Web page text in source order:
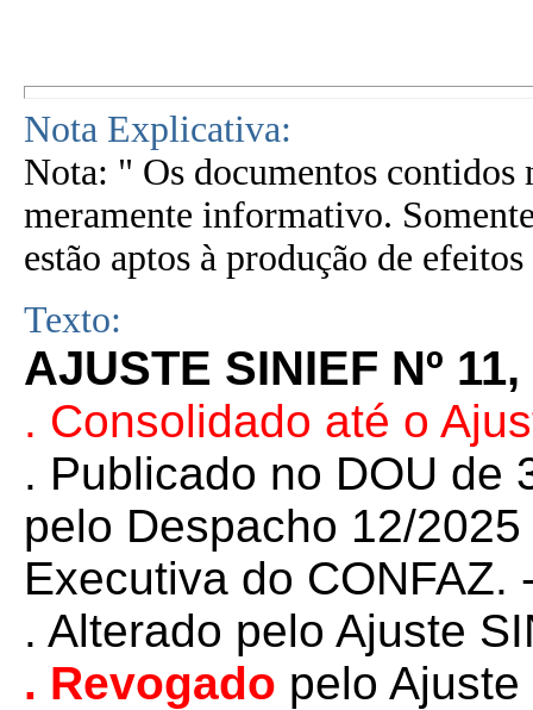
Nota Explicativa:
Nota: " Os documentos contidos
meramente informativo.
estão aptos à produção de
Texto:
AJUSTE SINIEF Nº
. Consolidado até o
. Publicado no DOU de
pelo Despacho 12/
Executiva do CONFAZ.
. Alterado pelo Ajuste
. Revogado pelo